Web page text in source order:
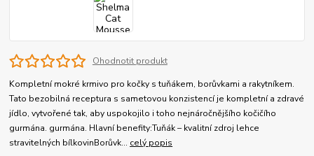
Ohodnotit produkt
Kompletní mokré krmivo pro kočky s tuňákem, borůvkami a rakytníkem.
Tato bezobilná receptura s sametovou konzistencí je kompletní a zdravé
jídlo, vytvořené tak, aby uspokojilo i toho nejnáročnějšího kočičího
gurmána. gurmána. Hlavní benefity:Tuňák – kvalitní zdroj lehce
stravitelných bílkovinBorůvk... celý popis